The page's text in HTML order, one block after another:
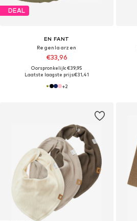
DEAL
EN FANT
Regenlaarzen
€33,96
Oorspronkelijk: €39,95
Laatste laagste prijs:€31,41
+2